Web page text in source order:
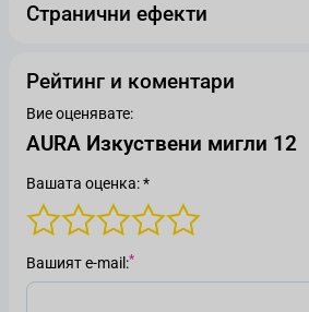
Странични ефекти
Рейтинг и коментари
Вие оценявате:
AURA Изкуствени мигли 12
Вашата оценка: *
Вашият е-mail